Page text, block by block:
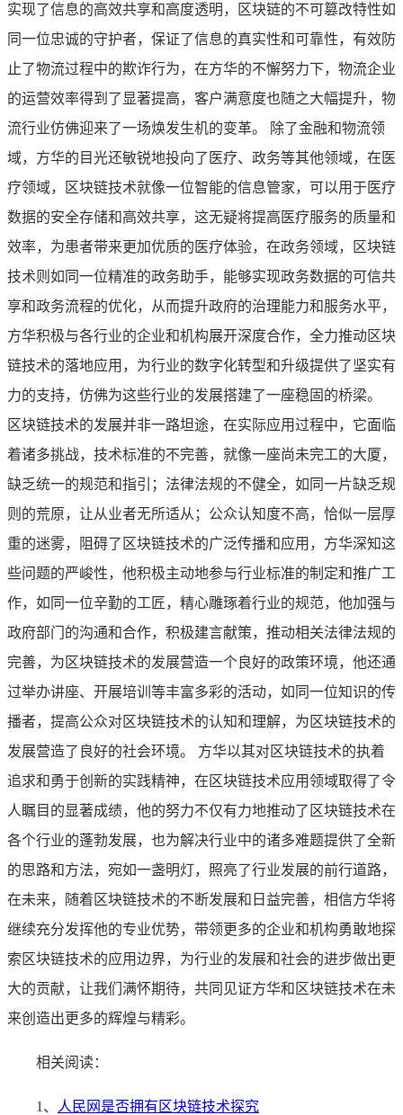
实现了信息的高效共享和高度透明，区块链的不可篡改特性如
同一位忠诚的守护者，保证了信息的真实性和可靠性，有效防
止了物流过程中的欺诈行为，在方华的不懈努力下，物流企业
的运营效率得到了显著提高，客户满意度也随之大幅提升，物
流行业仿佛迎来了一场焕发生机的变革。 除了金融和物流领
域，方华的目光还敏锐地投向了医疗、政务等其他领域，在医
疗领域，区块链技术就像一位智能的信息管家，可以用于医疗
数据的安全存储和高效共享，这无疑将提高医疗服务的质量和
效率，为患者带来更加优质的医疗体验，在政务领域，区块链
技术则如同一位精准的政务助手，能够实现政务数据的可信共
享和政务流程的优化，从而提升政府的治理能力和服务水平，
方华积极与各行业的企业和机构展开深度合作，全力推动区块
链技术的落地应用，为行业的数字化转型和升级提供了坚实有
力的支持，仿佛为这些行业的发展搭建了一座稳固的桥梁。
区块链技术的发展并非一路坦途，在实际应用过程中，它面临
着诸多挑战，技术标准的不完善，就像一座尚未完工的大厦，
缺乏统一的规范和指引；法律法规的不健全，如同一片缺乏规
则的荒原，让从业者无所适从；公众认知度不高，恰似一层厚
重的迷雾，阻碍了区块链技术的广泛传播和应用，方华深知这
些问题的严峻性，他积极主动地参与行业标准的制定和推广工
作，如同一位辛勤的工匠，精心雕琢着行业的规范，他加强与
政府部门的沟通和合作，积极建言献策，推动相关法律法规的
完善，为区块链技术的发展营造一个良好的政策环境，他还通
过举办讲座、开展培训等丰富多彩的活动，如同一位知识的传
播者，提高公众对区块链技术的认知和理解，为区块链技术的
发展营造了良好的社会环境。 方华以其对区块链技术的执着
追求和勇于创新的实践精神，在区块链技术应用领域取得了令
人瞩目的显著成绩，他的努力不仅有力地推动了区块链技术在
各个行业的蓬勃发展，也为解决行业中的诸多难题提供了全新
的思路和方法，宛如一盏明灯，照亮了行业发展的前行道路，
在未来，随着区块链技术的不断发展和日益完善，相信方华将
继续充分发挥他的专业优势，带领更多的企业和机构勇敢地探
索区块链技术的应用边界，为行业的发展和社会的进步做出更
大的贡献，让我们满怀期待，共同见证方华和区块链技术在未
来创造出更多的辉煌与精彩。
相关阅读：
1、 人民网是否拥有区块链技术探究